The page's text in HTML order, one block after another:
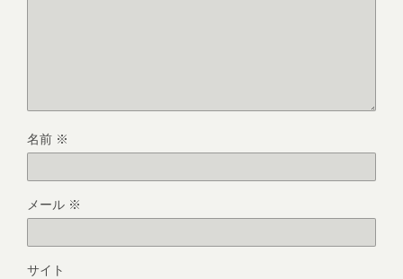
名前 ※
メール ※
サイト